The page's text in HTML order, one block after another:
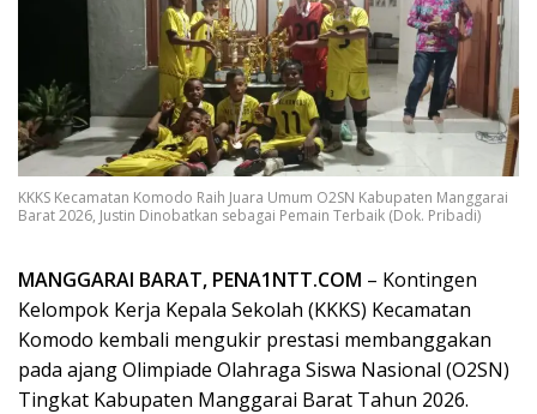
KKKS Kecamatan Komodo Raih Juara Umum O2SN Kabupaten Manggarai
Barat 2026, Justin Dinobatkan sebagai Pemain Terbaik (Dok. Pribadi)
MANGGARAI BARAT, PENA1NTT.COM – Kontingen
Kelompok Kerja Kepala Sekolah (KKKS) Kecamatan
Komodo kembali mengukir prestasi membanggakan
pada ajang Olimpiade Olahraga Siswa Nasional (O2SN)
Tingkat Kabupaten Manggarai Barat Tahun 2026.